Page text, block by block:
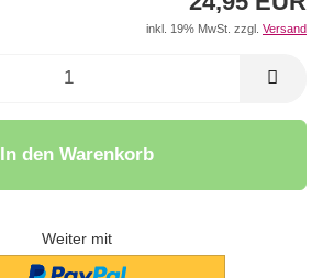
inkl. 19% MwSt. zzgl. Versand
In den Warenkorb
Weiter mit